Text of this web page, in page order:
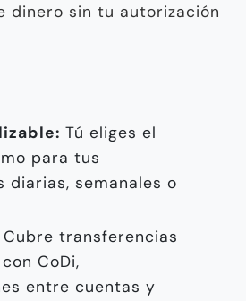
dinero sin tu autorización
Tú eliges el
para tus
diarias, semanales o
Cubre transferencias
CoDi,
entre cuentas y